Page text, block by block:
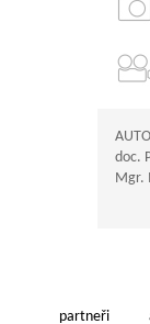
doc.
Mgr.
partneři